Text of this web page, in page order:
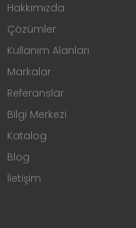
Hakkımızda
Çözümler
Kullanım Alanları
Markalar
Referanslar
Bilgi Merkezi
Katalog
Blog
İletişim